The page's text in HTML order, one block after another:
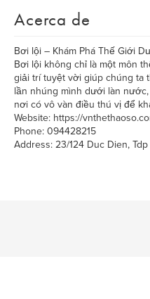
Acerca de
Bơi lội – Khám Phá Thế Giới
Bơi lội không chỉ là một môn
giải trí tuyệt vời giúp chúng ta
lần nhúng mình dưới làn
nơi có vô vàn điều thú vị để
Website: https://
Phone: 094428215
Address: 23/124 Duc Dien,